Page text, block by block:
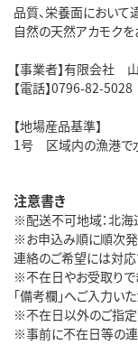
品質、栄養面において
自然の天然アカモクを
【事業者】有限会社
【電話】0796-82-5028
【地場産品基準】
1号 区域内の漁港で
注意書き
※配送不可地域：北海
※お申込み順に順次発
連絡のご希望には対応
※不在日やお受取りで
「備考欄」へご入力い
※不在日以外のご指定
※事前に不在日等の連